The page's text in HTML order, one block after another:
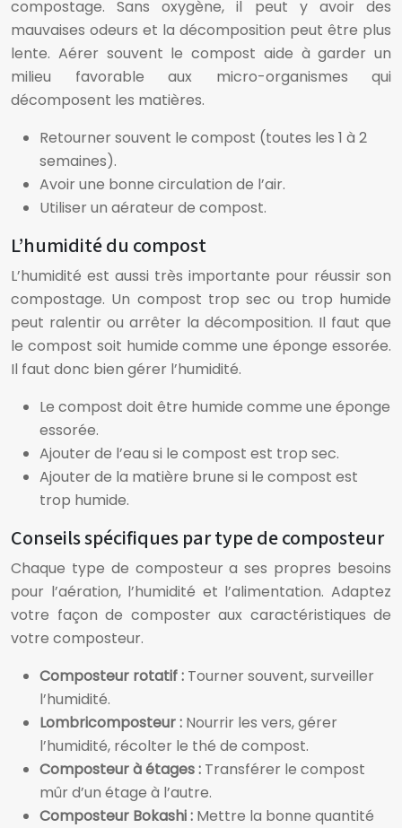
compostage. Sans oxygène, il peut y avoir des
mauvaises odeurs et la décomposition peut être plus
lente. Aérer souvent le compost aide à garder un
milieu favorable aux micro-organismes qui
décomposent les matières.
Retourner souvent le compost (toutes les 1 à 2
semaines).
Avoir une bonne circulation de l’air.
Utiliser un aérateur de compost.
L’humidité du compost
L’humidité est aussi très importante pour réussir son
compostage. Un compost trop sec ou trop humide
peut ralentir ou arrêter la décomposition. Il faut que
le compost soit humide comme une éponge essorée.
Il faut donc bien gérer l’humidité.
Le compost doit être humide comme une éponge
essorée.
Ajouter de l’eau si le compost est trop sec.
Ajouter de la matière brune si le compost est
trop humide.
Conseils spécifiques par type de composteur
Chaque type de composteur a ses propres besoins
pour l’aération, l’humidité et l’alimentation. Adaptez
votre façon de composter aux caractéristiques de
votre composteur.
Composteur rotatif : Tourner souvent, surveiller
l’humidité.
Lombricomposteur : Nourrir les vers, gérer
l’humidité, récolter le thé de compost.
Composteur à étages : Transférer le compost
mûr d’un étage à l’autre.
Composteur Bokashi : Mettre la bonne quantité